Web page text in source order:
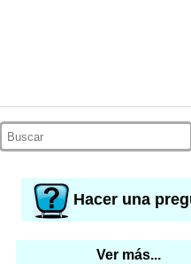
Hacer una
Ver más...